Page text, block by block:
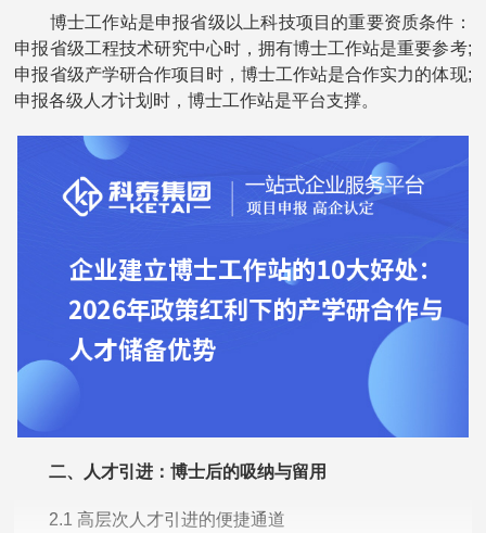
博士工作站是申报省级以上科技项目的重要资质条件：
申报省级工程技术研究中心时，拥有博士工作站是重要参考;
申报省级产学研合作项目时，博士工作站是合作实力的体现;
申报各级人才计划时，博士工作站是平台支撑。
二、人才引进：博士后的吸纳与留用
2.1 高层次人才引进的便捷通道